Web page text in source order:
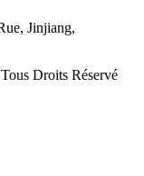
Jinjiang,
Droits Réservé